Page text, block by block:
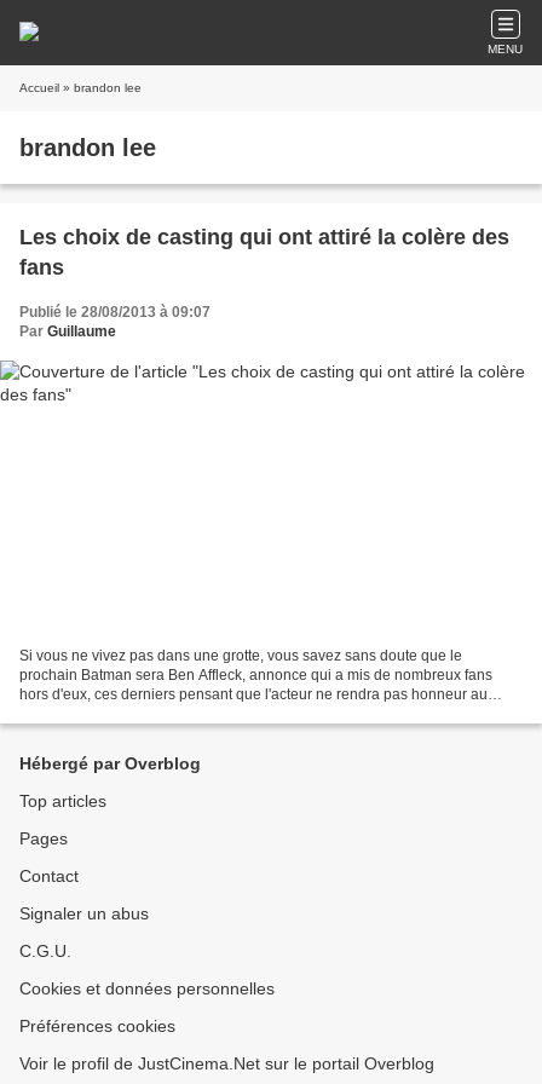
MENU
Accueil » brandon lee
brandon lee
Les choix de casting qui ont attiré la colère des
fans
Publié le 28/08/2013 à 09:07
Par Guillaume
Si vous ne vivez pas dans une grotte, vous savez sans doute que le
prochain Batman sera Ben Affleck, annonce qui a mis de nombreux fans
hors d'eux, ces derniers pensant que l'acteur ne rendra pas honneur au
Hébergé par Overblog
Top articles
Pages
Contact
Signaler un abus
C.G.U.
Cookies et données personnelles
Préférences cookies
Voir le profil de JustCinema.Net sur le portail Overblog